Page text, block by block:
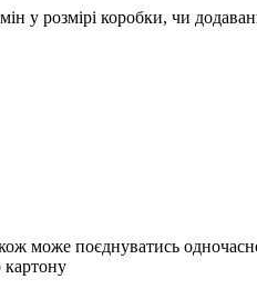
у розмірі коробки, чи
може поєднуватись
картону